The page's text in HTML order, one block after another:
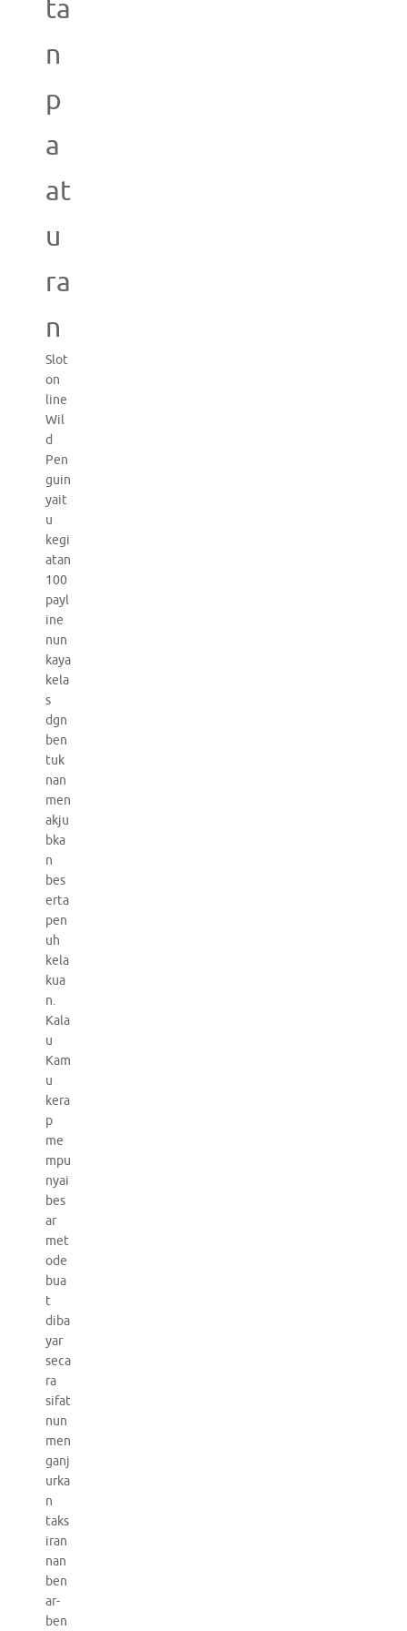
ta
n
p
a
at
u
ra
n
Slot
on
line
Wil
d
Pen
guin
yait
u
kegi
atan
100
payl
ine
nun
kaya
kela
s
dgn
ben
tuk
nan
men
akju
bka
n
bes
erta
pen
uh
kela
kua
n.
Kala
u
Kam
u
kera
p
me
mpu
nyai
bes
ar
met
ode
bua
t
diba
yar
seca
ra
sifat
nun
men
ganj
urka
n
taks
iran
nan
ben
ar-
ben